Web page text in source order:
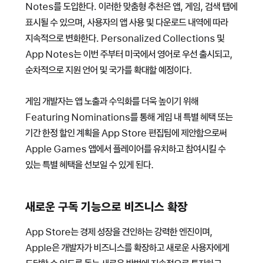
Notes를 도입한다. 이러한 맞춤형 추천은 앱, 게임, 검색 탭에
표시될 수 있으며, 사용자의 앱 사용 및 다운로드 내역에 따라
지속적으로 변화한다. Personalized Collections 및
App Notes는 이번 주부터 미국에서 영어로 우선 출시되고,
순차적으로 지원 언어 및 국가를 확대할 예정이다.
게임 개발자는 앱 노출과 수익화를 더욱 높이기 위해
Featuring Nominations를 통해 게임 내 특별 혜택 또는
기간 한정 할인 계획을 App Store 편집팀에 제안함으로써
Apple Games 앱에서 플레이어를 유치하고 참여시킬 수
있는 특별 혜택을 선보일 수 있게 된다.
새로운 구독 기능으로 비즈니스 확장
App Store는 경제 성장을 견인하는 강력한 엔진이며,
Apple은 개발자가 비즈니스를 확장하고 새로운 사용자에게